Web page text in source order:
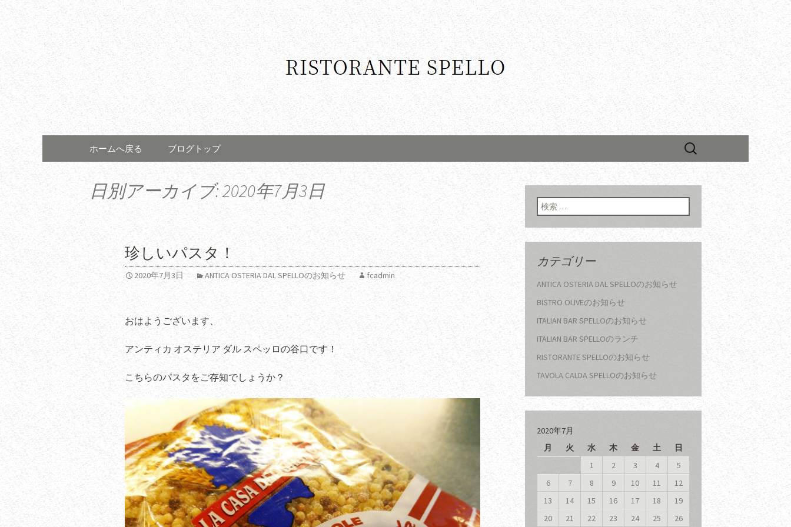
コンテンツへ移動
ホームへ戻る ブログトップ
検
日別アーカイブ: 2020年7月3日
珍しいパスタ！
2020年7月3日 ANTICA OSTERIA DAL SPELLOのお知らせ fcadmin
おはようございます、
アンティカ オステリア ダル スペッロの谷口です！
こちらのパスタをご存知でしょうか？
検索:
カテゴリー
ANTICA OSTERIA DAL SPELLOのお知らせ
BISTRO OLIVEのお知らせ
ITALIAN BAR SPELLOのお知らせ
ITALIAN BAR SPELLOのランチ
RISTORANTE SPELLOのお知らせ
TAVOLA CALDA SPELLOのお知らせ
2020年7月
月
火 水 木 金 土
日
1
2 3 4
5
6
7 8 9 10 11
12
13
14 15 16 17 18
19
20
21 22 23 24 25 26